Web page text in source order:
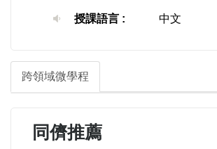
授課語言 : 中文
跨領域微學程
同儕推薦